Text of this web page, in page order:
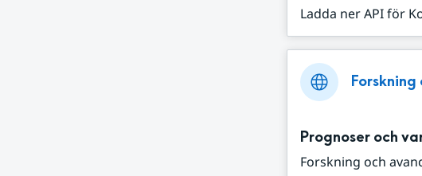
Ladda ner API för
Prognoser och
Forskning och